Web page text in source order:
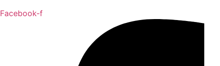
Facebook-f